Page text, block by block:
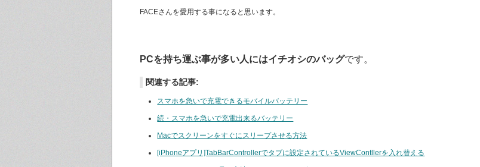
FACEさんを愛用する事になると思います。
PCを持ち運ぶ事が多い人にはイチオシのバッグです。
関連する記事:
スマホを急いで充電できるモバイルバッテリー
続・スマホを急いで充電出来るバッテリー
Macでスクリーンをすぐにスリープさせる方法
[iPhoneアプリ]TabBarControllerでタブに設定されているViewContllerを入れ替える